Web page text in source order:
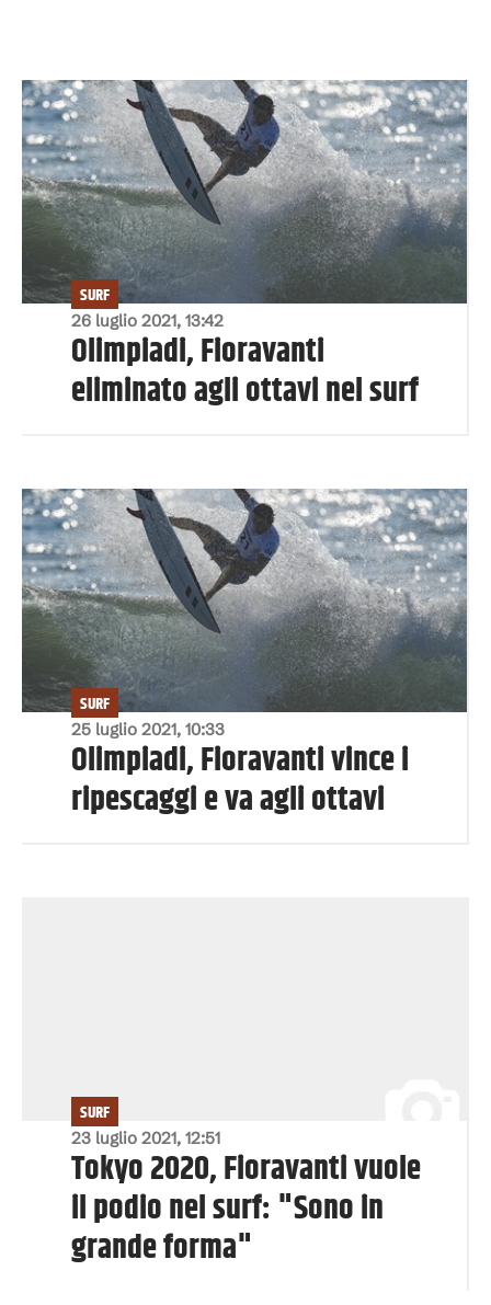
26 luglio 2021, 13:42
SURF
Olimpiadi, Fioravanti
eliminato agli ottavi nel surf
25 luglio 2021, 10:33
SURF
Olimpiadi, Fioravanti vince i
ripescaggi e va agli ottavi
23 luglio 2021, 12:51
SURF
Tokyo 2020, Fioravanti vuole
il podio nel surf: "Sono in
grande forma"